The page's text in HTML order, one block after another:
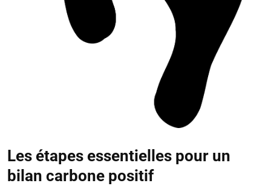
Les étapes essentielles pour un
bilan carbone positif